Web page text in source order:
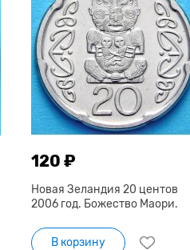
120 ₽
Новая Зеландия 20 центов
2006 год. Божество Маори.
В корзину